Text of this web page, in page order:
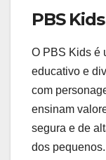
PBS Kids
O PBS Kids é
educativo e
com
ensinam
segura e de
dos pequenos.